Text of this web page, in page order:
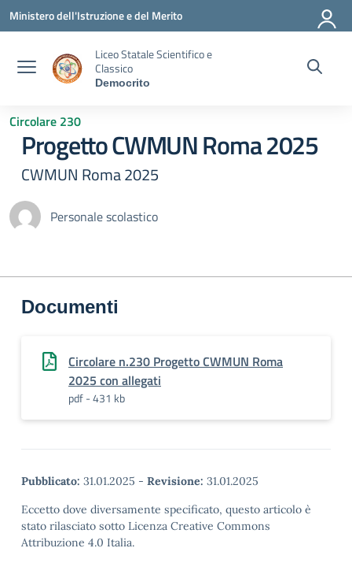
Vai ai contenuti
Vai al menu di navigazione
Vai al footer
Ministero dell'Istruzione e del Merito
Liceo Statale Scientifico e
Classico
Democrito
Circolare 230
Progetto CWMUN Roma 2025
CWMUN Roma 2025
Personale scolastico
Documenti
Circolare n.230 Progetto CWMUN Roma
2025 con allegati
pdf - 431 kb
Pubblicato: 31.01.2025 - Revisione: 31.01.2025
Eccetto dove diversamente specificato, questo articolo è
stato rilasciato sotto Licenza Creative Commons
Attribuzione 4.0 Italia.